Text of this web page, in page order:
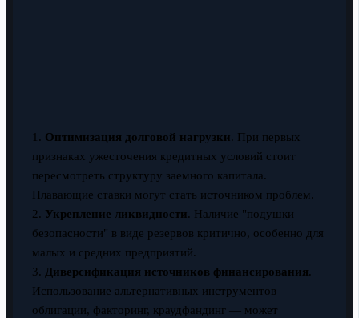
1. Оптимизация долговой нагрузки. При первых
признаках ужесточения кредитных условий стоит
пересмотреть структуру заемного капитала.
Плавающие ставки могут стать источником проблем.
2. Укрепление ликвидности. Наличие "подушки
безопасности" в виде резервов критично, особенно для
малых и средних предприятий.
3. Диверсификация источников финансирования.
Использование альтернативных инструментов —
облигации, факторинг, краудфандинг — может